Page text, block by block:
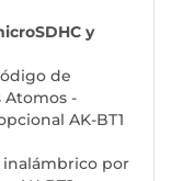
y
de
-
AK-BT1
por